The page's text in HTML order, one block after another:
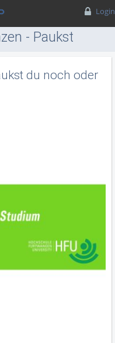
Login
- Paukst
du
du noch oder